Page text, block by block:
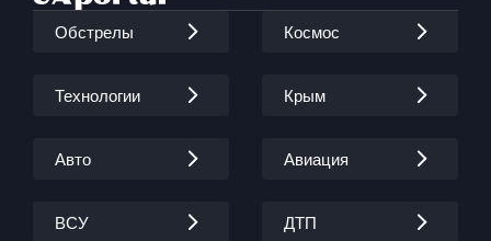
Обстрелы Космос
Технологии Крым
Авто Авиация
ВСУ ДТП